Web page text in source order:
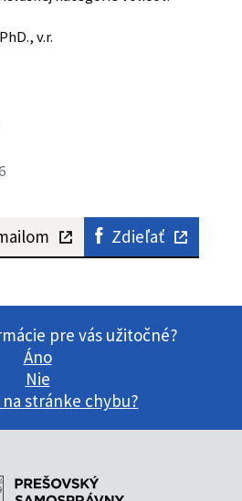
v.r.
Zdieľať
pre vás užitočné?
Áno
Nie
na stránke chybu?